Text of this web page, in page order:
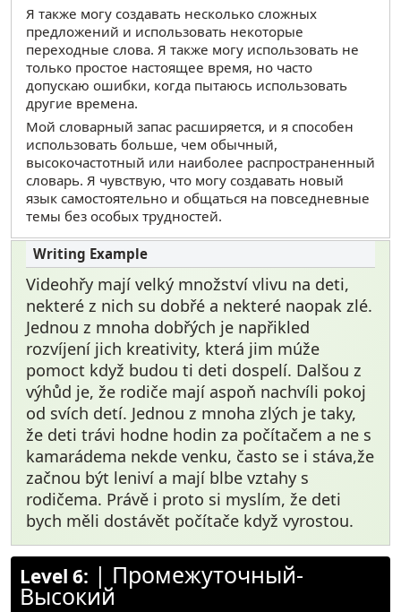
Я также могу создавать несколько сложных
предложений и использовать некоторые
переходные слова. Я также могу использовать не
только простое настоящее время, но часто
допускаю ошибки, когда пытаюсь использовать
другие времена.
Мой словарный запас расширяется, и я способен
использовать больше, чем обычный,
высокочастотный или наиболее распространенный
словарь. Я чувствую, что могу создавать новый
язык самостоятельно и общаться на повседневные
темы без особых трудностей.
Videohřy mají velký množství vlivu na deti,
nekteré z nich su dobřé a nekteré naopak zlé.
Jednou z mnoha dobřých je napřikled
rozvíjení jich kreativity, která jim múže
pomoct když budou ti deti dospelí. Dalšou z
výhůd je, že rodiče mají aspoň nachvíli pokoj
od svích detí. Jednou z mnoha zlých je taky,
že deti trávi hodne hodin za počítačem a ne s
kamarádema nekde venku, často se i stáva,že
začnou být leniví a mají blbe vztahy s
rodičema. Právě i proto si myslím, že deti
bych měli dostávět počítače když vyrostou.
Level 6: | Промежуточный-
Высокий